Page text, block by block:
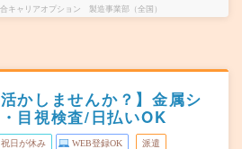
キャリアオプション 製造事業部（全国）
かしませんか？】金属シ
目視検査/日払いOK
祝日が休み WEB登録OK 派遣